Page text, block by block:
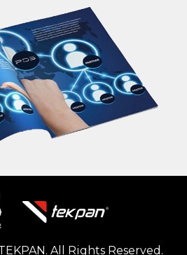
All Rights Reserved.